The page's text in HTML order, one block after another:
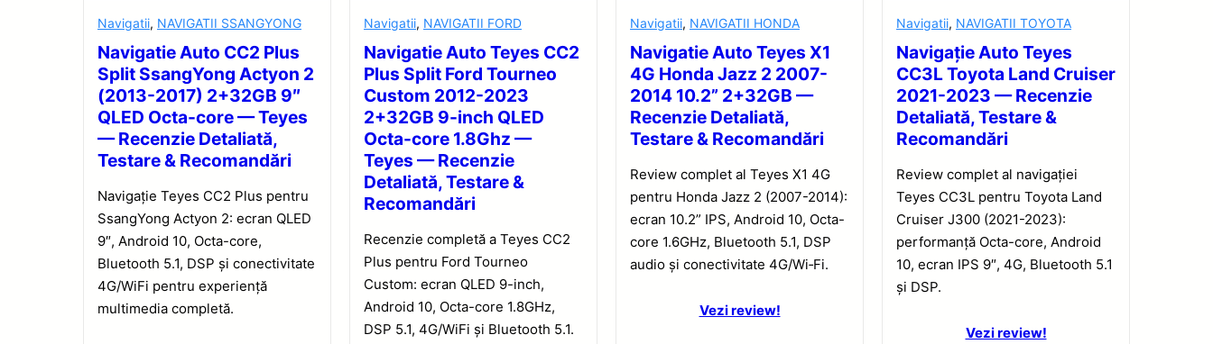
Navigatii, NAVIGATII SSANGYONG
Navigatie Auto CC2 Plus
Split SsangYong Actyon 2
(2013-2017) 2+32GB 9″
QLED Octa-core — Teyes
— Recenzie Detaliată,
Testare & Recomandări
Navigație Teyes CC2 Plus pentru
SsangYong Actyon 2: ecran QLED
9″, Android 10, Octa-core,
Bluetooth 5.1, DSP și conectivitate
4G/WiFi pentru experiență
multimedia completă.
Navigatii, NAVIGATII FORD
Navigatie Auto Teyes CC2
Plus Split Ford Tourneo
Custom 2012-2023
2+32GB 9-inch QLED
Octa-core 1.8Ghz —
Teyes — Recenzie
Detaliată, Testare &
Recomandări
Recenzie completă a Teyes CC2
Plus pentru Ford Tourneo
Custom: ecran QLED 9-inch,
Android 10, Octa-core 1.8GHz,
DSP 5.1, 4G/WiFi și Bluetooth 5.1.
Navigatii, NAVIGATII HONDA
Navigatie Auto Teyes X1
4G Honda Jazz 2 2007-
2014 10.2” 2+32GB —
Recenzie Detaliată,
Testare & Recomandări
Review complet al Teyes X1 4G
pentru Honda Jazz 2 (2007-2014):
ecran 10.2” IPS, Android 10, Octa-
core 1.6GHz, Bluetooth 5.1, DSP
audio și conectivitate 4G/Wi‑Fi.
Vezi review!
Navigatii, NAVIGATII TOYOTA
Navigație Auto Teyes
CC3L Toyota Land Cruiser
2021-2023 — Recenzie
Detaliată, Testare &
Recomandări
Review complet al navigației
Teyes CC3L pentru Toyota Land
Cruiser J300 (2021-2023):
performanță Octa-core, Android
10, ecran IPS 9″, 4G, Bluetooth 5.1
și DSP.
Vezi review!